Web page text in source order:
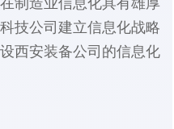
制造业信息化具有雄厚
技公司建立信息化战略
西安装备公司的信息化